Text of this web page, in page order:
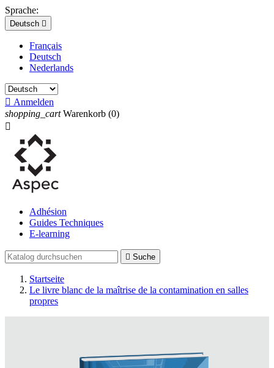
Sprache:
Deutsch 
Français
Deutsch
Nederlands
 Anmelden
shopping_cart Warenkorb (0)

Adhésion
Guides Techniques
E-learning
 Suche
Startseite
Le livre blanc de la maîtrise de la contamination en salles
propres